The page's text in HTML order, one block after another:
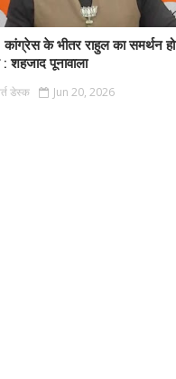
कांग्रेस के भीतर राहुल का समर्थन हो
शहजाद पूनावाला
डेस्क Jun 20, 2026